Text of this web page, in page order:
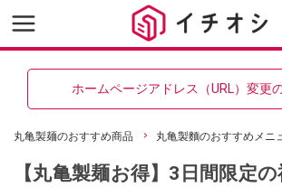
ホームページアドレス（URL）変更
丸亀製麺のおすすめ商品 丸亀製麵のおすすめメニ
【丸亀製麺お得】3日間限定の